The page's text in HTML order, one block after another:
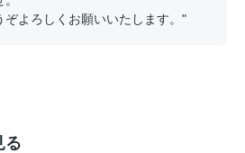
ぞよろしくお願いいたします。"
る